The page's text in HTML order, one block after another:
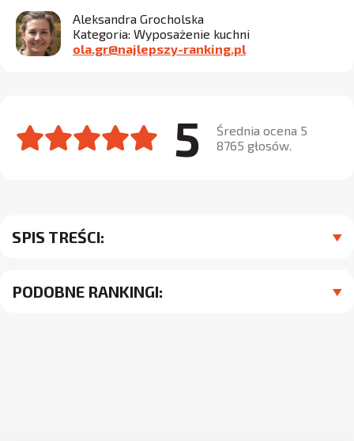
SPIS TREŚCI:
PODOBNE RANKINGI:
Aleksandra Grocholska
Kategoria: Wyposażenie kuchni
ola.gr@najlepszy-ranking.pl
5
Średnia ocena 5
8765 głosów.